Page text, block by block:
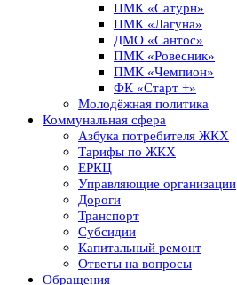
ПМК «Сатурн»
ПМК «Лагуна»
ДМО «Сантос»
ПМК «Ровесник»
ПМК «Чемпион»
ФК «Старт +»
Молодёжная политика
Коммунальная сфера
Азбука потребителя ЖКХ
Тарифы по ЖКХ
ЕРКЦ
Управляющие организации
Дороги
Транспорт
Субсидии
Капитальный ремонт
Ответы на вопросы
Обращения